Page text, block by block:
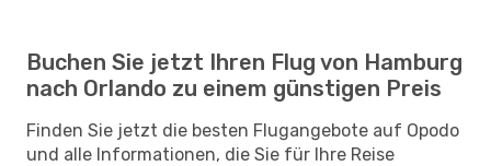
Buchen Sie jetzt Ihren Flug von Hamburg
nach Orlando zu einem günstigen Preis
Finden Sie jetzt die besten Flugangebote auf Opodo
und alle Informationen, die Sie für Ihre Reise